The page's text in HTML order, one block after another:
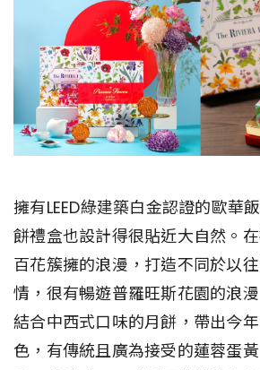
擁有LEED綠建築白金認證的歐華
餅禮盒也設計得很貼近大自然。
百花簇擁的浪漫，打造不同於以
情，很有暢遊普羅旺斯花園的浪
結合中西式口味的月餅，帶出今
色，有傳統且廣為接受的蓮蓉蛋